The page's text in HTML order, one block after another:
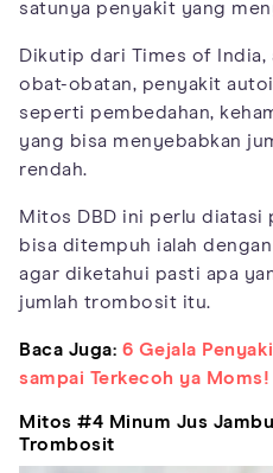
satunya penyakit yang
Dikutip dari Times of India,
obat-obatan, penyakit
seperti pembedahan,
yang bisa menyebabkan
rendah.
Mitos DBD ini perlu diatasi
bisa ditempuh ialah
agar diketahui pasti apa
jumlah trombosit itu.
Baca Juga: 6 Gejala
sampai Terkecoh ya Moms!
Mitos #4 Minum Jus
Trombosit